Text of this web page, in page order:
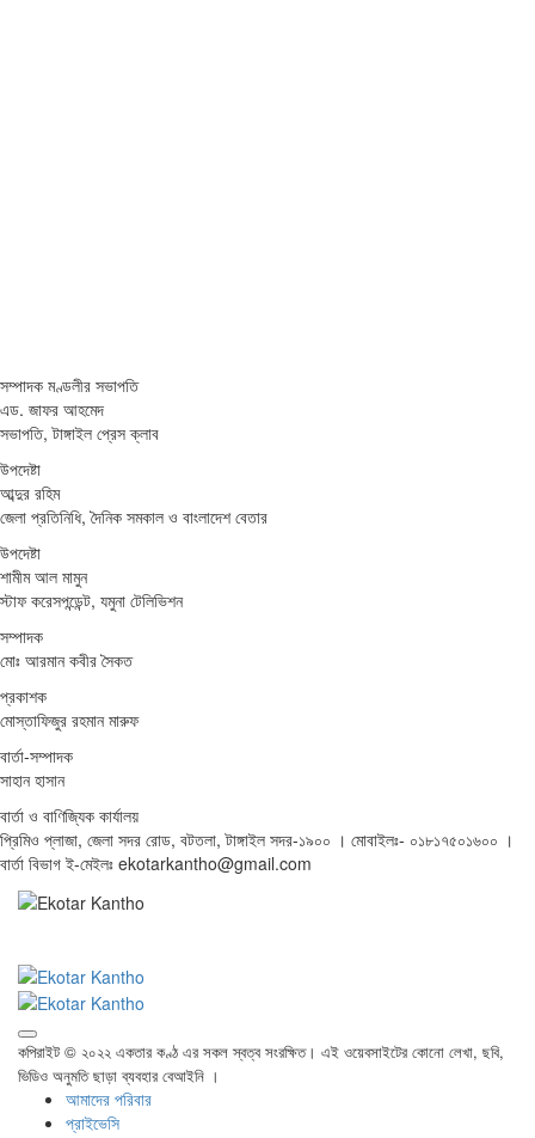
সম্পাদক মণ্ডলীর সভাপতি
এড. জাফর আহমেদ
সভাপতি, টাঙ্গাইল প্রেস ক্লাব
উপদেষ্টা
আব্দুর রহিম
জেলা প্রতিনিধি, দৈনিক সমকাল ও বাংলাদেশ বেতার
উপদেষ্টা
শামীম আল মামুন
স্টাফ করেসপন্ডেন্ট, যমুনা টেলিভিশন
সম্পাদক
মোঃ আরমান কবীর সৈকত
প্রকাশক
মোস্তাফিজুর রহমান মারুফ
বার্তা-সম্পাদক
সাহান হাসান
বার্তা ও বাণিজ্যিক কার্যালয়
প্রিমিও প্লাজা, জেলা সদর রোড, বটতলা, টাঙ্গাইল সদর-১৯০০ । মোবাইলঃ- ০১৮১৭৫০১৬০০ ।
বার্তা বিভাগ ই-মেইলঃ ekotarkantho@gmail.com
কপিরাইট © ২০২২ একতার কণ্ঠ এর সকল স্বত্ব সংরক্ষিত। এই ওয়েবসাইটের কোনো লেখা, ছবি,
ভিডিও অনুমতি ছাড়া ব্যবহার বেআইনি ।
আমাদের পরিবার
প্রাইভেসি